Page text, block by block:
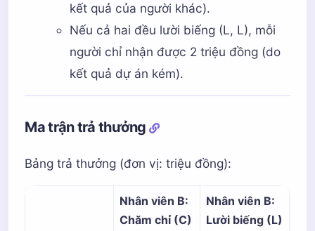
kết quả của người khác).
Nếu cả hai đều lười biếng (L, L), mỗi
người chỉ nhận được 2 triệu đồng (do
kết quả dự án kém).
Ma trận trả thưởng
Bảng trả thưởng (đơn vị: triệu đồng):
Nhân viên B:
Chăm chỉ (C)
Nhân viên B:
Lười biếng (L)